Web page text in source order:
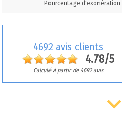
Pourcentage
4692 avis clients
4.78/5
Calculé à partir de 4692 avis